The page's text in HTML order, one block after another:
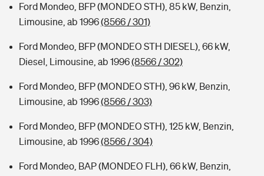
Ford Mondeo, BFP (MONDEO STH), 85 kW, Benzin,
Limousine, ab 1996(8566 / 301)
Ford Mondeo, BFP (MONDEO STH DIESEL), 66 kW,
Diesel, Limousine, ab 1996(8566 / 302)
Ford Mondeo, BFP (MONDEO STH), 96 kW, Benzin,
Limousine, ab 1996(8566 / 303)
Ford Mondeo, BFP (MONDEO STH), 125 kW, Benzin,
Limousine, ab 1996(8566 / 304)
Ford Mondeo, BAP (MONDEO FLH), 66 kW, Benzin,